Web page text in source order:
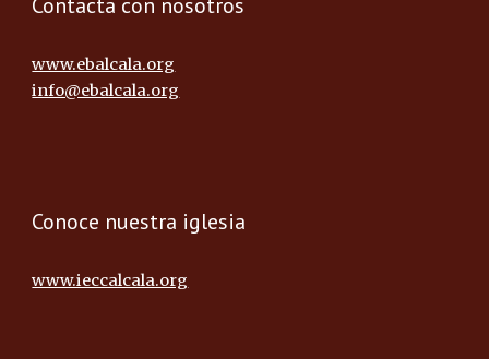
www.ebalcala.org
info@ebalcala.org
Conoce nuestra iglesia
www.ieccalcala.org